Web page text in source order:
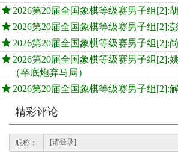
2026第20届全国象棋等级赛男子组[2]:
2026第20届全国象棋等级赛男子组[2]:
2026第20届全国象棋等级赛男子组[2]:
2026第20届全国象棋等级赛男子组[2]:
（卒底炮弃马局）
2026第20届全国象棋等级赛男子组[2]:
精彩评论
昵称：